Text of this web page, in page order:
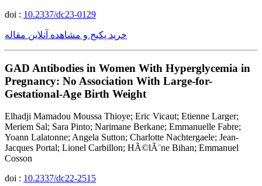
doi : 10.2337/dc23-0129
خرید پکیج و مشاهده آنلاین مقاله
GAD Antibodies in Women With Hyperglycemia in
Pregnancy: No Association With Large-for-
Gestational-Age Birth Weight
Elhadji Mamadou Moussa Thioye; Eric Vicaut; Etienne Larger;
Meriem Sal; Sara Pinto; Narimane Berkane; Emmanuelle Fabre;
Yoann Lalatonne; Angela Sutton; Charlotte Nachtergaele; Jean-
Jacques Portal; Lionel Carbillon; HÃ©lÃ¨ne Bihan; Emmanuel
Cosson
doi : 10.2337/dc22-2515